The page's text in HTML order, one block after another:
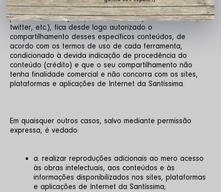
ferramentas ou ícones de redes sociais ou de outros sites,
plataformas ou aplicações de Internet (como Facebook,
twitter, etc.), fica desde logo autorizado o
compartilhamento desses específicos conteúdos, de
acordo com os termos de uso de cada ferramenta,
condicionado à devida indicação de procedência do
conteúdo (crédito) e que o seu compartilhamento não
tenha finalidade comercial e não concorra com os sites,
plataformas e aplicações de Internet da Santíssima.
Em quaisquer outros casos, salvo mediante permissão
expressa, é vedado:
a. realizar reproduções adicionais ao mero acesso
às obras intelectuais, aos conteúdos e às
informações disponibilizados nos sites, plataformas
e aplicações de Internet da Santíssima;